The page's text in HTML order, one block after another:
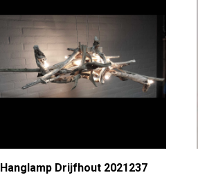
Hanglamp Drijfhout 2021237